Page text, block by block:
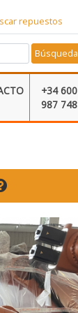
repuestos
Búsqueda
+34 600
987 748